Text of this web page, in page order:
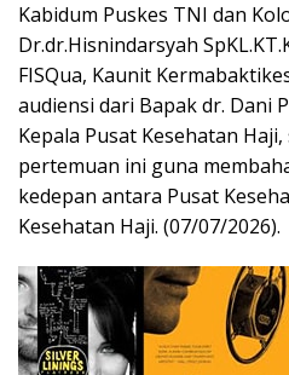
Kabidum Puskes TNI dan
Dr.dr.Hisnindarsyah
FISQua, Kaunit
audiensi dari Bapak dr. Dani
Kepala Pusat Kesehatan
pertemuan ini guna
kedepan antara Pusat
Kesehatan Haji. (07/07/2026).